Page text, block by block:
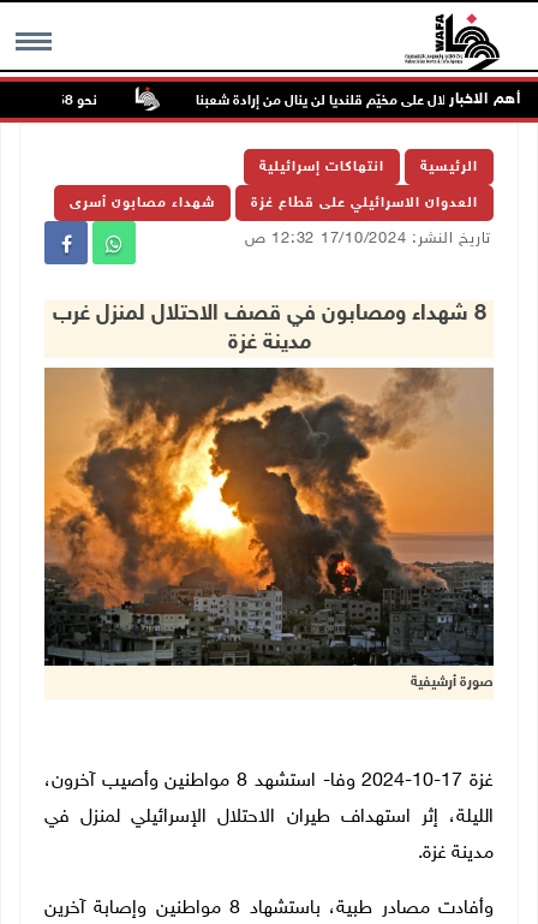
MENU أهم الاخبار
الاحتلال على مخيّم قلنديا لن ينال من إرادة شعبنا نحو 58 ألف إصابة بجدري الماء في قطاع غزة منذ بداية العام
الرئيسية انتهاكات إسرائيلية
العدوان الاسرائيلي على قطاع غزة شهداء مصابون أسرى
تاريخ النشر: 17/10/2024 12:32 ص
8 شهداء ومصابون في قصف الاحتلال لمنزل غرب
مدينة غزة
صورة أرشيفية
غزة 17-10-2024 وفا- استشهد 8 مواطنين وأصيب آخرون،
الليلة، إثر استهداف طيران الاحتلال الإسرائيلي لمنزل في
مدينة غزة.
وأفادت مصادر طبية، باستشهاد 8 مواطنين وإصابة آخرين